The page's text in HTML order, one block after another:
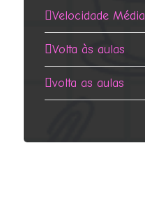
Velocidade Média
Volta às aulas
volta as aulas